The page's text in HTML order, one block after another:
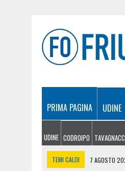
PRIMA PAGINA UDINE
UDINE CODROIPO
TEMI CALDI 7 AGOSTO